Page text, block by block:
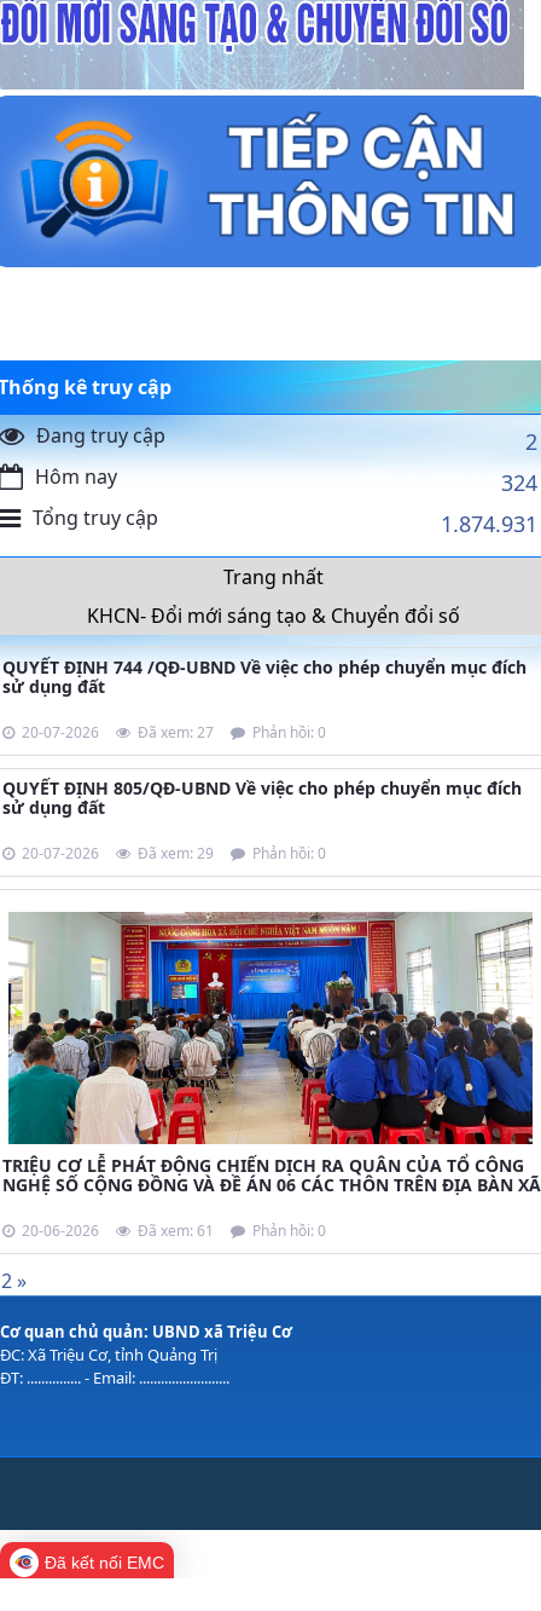
kê truy cập
Đang truy cập
2
Hôm nay 324
Tổng truy cập 1.874.931
Trang nhất
KHCN- Đổi mới sáng tạo & Chuyển đổi số
QUYẾT ĐỊNH 744 /QĐ-UBND Về việc cho phép chuyển mục đích
sử dụng đất
20-07-2026 Đã xem: 27 Phản hồi: 0
QUYẾT ĐỊNH 805/QĐ-UBND Về việc cho phép chuyển mục đích
sử dụng đất
20-07-2026 Đã xem: 29 Phản hồi: 0
TRIỆU CƠ LỄ PHÁT ĐỘNG CHIẾN DỊCH RA QUÂN CỦA TỔ CÔNG
NGHỆ SỐ CỘNG ĐỒNG VÀ ĐỀ ÁN 06 CÁC THÔN TRÊN ĐỊA BÀN XÃ
20-06-2026 Đã xem: 61 Phản hồi: 0
2»
Cơ quan chủ quản: UBND xã Triệu Cơ
ĐC: Xã Triệu Cơ, tỉnh Quảng Trị
ĐT: ............... - Email: .........................
Đã kết nối EMC